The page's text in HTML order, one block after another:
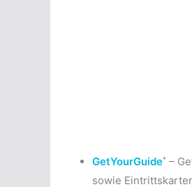
GetYourGuide* –
sowie